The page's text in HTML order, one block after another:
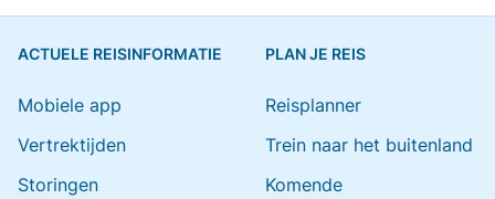
ACTUELE REISINFORMATIE
Mobiele app
Vertrektijden
Storingen
PLAN JE REIS
Reisplanner
Trein naar het buitenland
Komende